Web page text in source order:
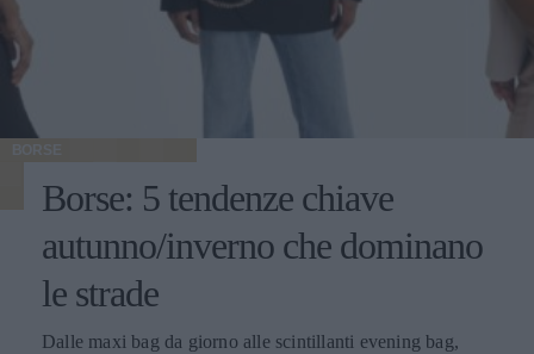
BORSE
Borse: 5 tendenze chiave
autunno/inverno che dominano
le strade
Dalle maxi bag da giorno alle scintillanti evening bag,